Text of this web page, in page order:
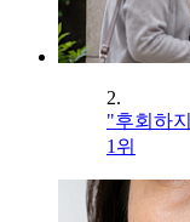
2.
"후회하
1위